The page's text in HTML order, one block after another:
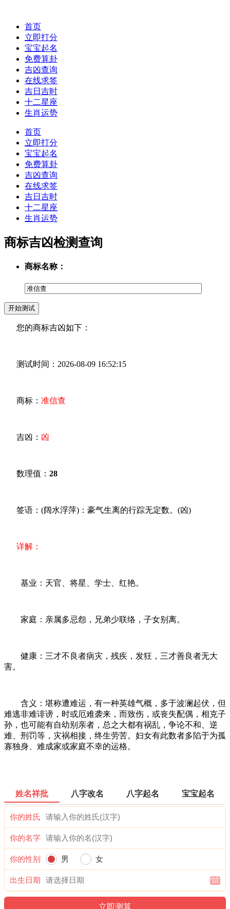
首页
立即打分
宝宝起名
免费算卦
吉凶查询
在线求签
吉日吉时
十二星座
生肖运势
首页
立即打分
宝宝起名
免费算卦
吉凶查询
在线求签
吉日吉时
十二星座
生肖运势
商标吉凶检测查询
商标名称：
您的商标吉凶如下：
测试时间：2026-08-09 16:52:15
商标： 准信查
吉凶： 凶
数理值： 28
签语：(阔水浮萍)：豪气生离的行踪无定数。(凶)
详解：
基业：天官、将星、学士、红艳。
家庭：亲属多忌怨，兄弟少联络，子女别离。
健康：三才不良者病灾，残疾，发狂，三才善良者无大
害。
含义：堪称遭难运，有一种英雄气概，多于波澜起伏，但
难逃非难诽谤，时或厄难袭来，而致伤，或丧失配偶，相克子
孙，也可能有自幼别亲者，总之大都有祸乱，争论不和、逆
难、刑罚等，灾祸相接，终生劳苦。妇女有此数者多陷于为孤
寡独身、难成家或家庭不幸的运格。
姓名祥批 八字改名 八字起名 宝宝起名
你的姓氏
你的名字
你的性别 男 女
出生日期